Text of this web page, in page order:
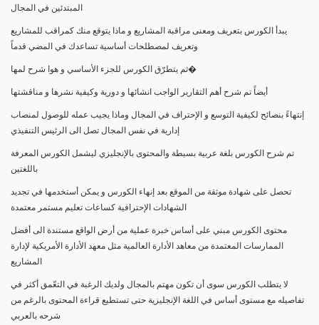
المبتدئين في المجال
يبدأ الكورس بتعريف ومعنى مراقبة المشاريع و ماذا يتوقع منك كمراقب للمشاريع
وتعريف لمصطلحات أساسية تساعدك في المضي قدماً
ثم يتطرّق الكورس للجزء الأساسي و هوا شرح لمها�
أيضاً تم شرح أهم التقارير الواجب انشائها و دورية وكيفية نشرها و مناقشتها
إنتهاءً بنصائح لكيفية التوسع و الإحتراف في المجال وماذا يجيب عمله للوصول لمنصاب
إدارية في نفس المجال تصل الى الرئيس التنفيذي
تم شرح الكورس بلغة عربية بسيطة والمحتوى بالإنجليزي ليشمل الكورس المعرفة
باللغتين
تحصل على شهادة موثقة من الموقع بعد إنهاء الكورس و يمكن أستخدمها في تجديد
الشهادات الإحترافية كساعات تعليم مستمر معتمدة
محتوى الكورس مبني على أساس خبرة عملية من أرض الواقع مستندة الى أفضل
الممارسات المعتمدة من معاهد الأدارة العالمية مثل معهد الأدارة الأمريكية لإدارة
المشاريع
لا يتطلب الكورس سوى أن تكون مهتم بالمجال ولديك الرغبة في التعّمق أكثر في
تفاصيله مع مستوى أساس في اللغة الإنجليزية حتى تستطيع قراءة المحتوى بالرغم من
شرحه بالعربي